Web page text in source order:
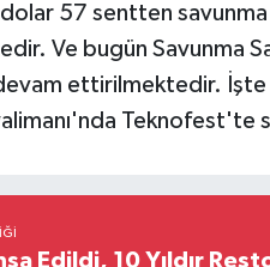
57 sentten
Ve bugün Savunma
ettirilmektedir.
Edildi, 10 Yıldır